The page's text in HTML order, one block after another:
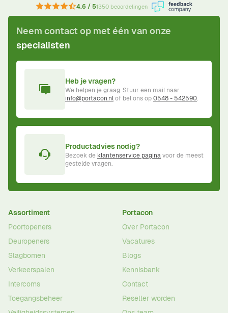
4.6 / 51350 beoordelingen
Neem contact op met één van onze
specialisten
Heb je vragen?
We helpen je graag. Stuur een mail naar
info@portacon.nlof bel ons op0548 - 542590.
Productadvies nodig?
Bezoek de klantenservice paginavoor de meest
gestelde vragen.
Assortiment
Poortopeners
Deuropeners
Slagbomen
Verkeerspalen
Intercoms
Toegangsbeheer
Portacon
Over Portacon
Vacatures
Blogs
Kennisbank
Contact
Reseller worden